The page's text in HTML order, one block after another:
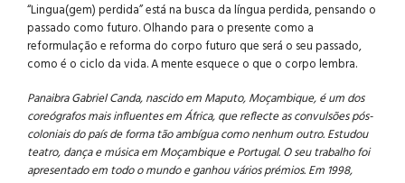
“Lingua(gem) perdida” está na busca da língua perdida, pensando o
passado como futuro. Olhando para o presente como a
reformulação e reforma do corpo futuro que será o seu passado,
como é o ciclo da vida. A mente esquece o que o corpo lembra.
Panaibra Gabriel Canda, nascido em Maputo, Moçambique, é um dos
coreógrafos mais influentes em África, que reflecte as convulsões pós-
coloniais do país de forma tão ambígua como nenhum outro. Estudou
teatro, dança e música em Moçambique e Portugal. O seu trabalho foi
apresentado em todo o mundo e ganhou vários prémios. Em 1998,